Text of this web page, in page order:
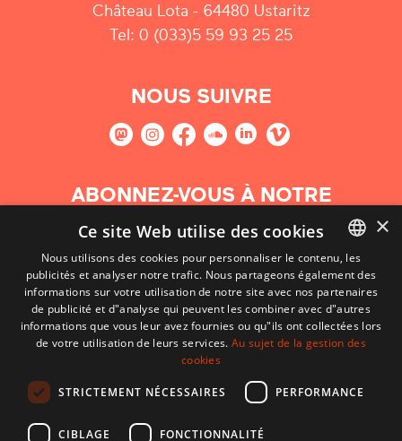
Château Lota - 64480 Ustaritz
Tel: 0 (033)5 59 93 25 25
NOUS SUIVRE
ABONNEZ-VOUS À NOTRE
NEWSLETTER
S'abonner
BASQUE
FRENCH
×
Ce site Web utilise des cookies
Nous utilisons des cookies pour personnaliser le contenu, les
publicités et analyser notre trafic. Nous partageons également des
informations sur votre utilisation de notre site avec nos partenaires
de publicité et d"analyse qui peuvent les combiner avec d"autres
informations que vous leur avez fournies ou qu"ils ont collectées lors
de votre utilisation de leurs services.Au sujet de la gestion des
cookies
STRICTEMENT NÉCESSAIRES PERFORMANCE
CIBLAGE FONCTIONNALITÉ